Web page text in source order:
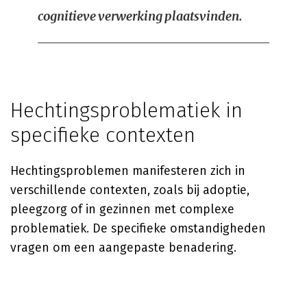
cognitieve verwerking plaatsvinden.
Hechtingsproblematiek in
specifieke contexten
Hechtingsproblemen manifesteren zich in
verschillende contexten, zoals bij adoptie,
pleegzorg of in gezinnen met complexe
problematiek. De specifieke omstandigheden
vragen om een aangepaste benadering.